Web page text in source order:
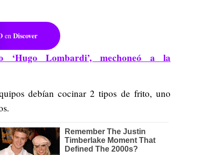
en Discover
‘Hugo Lombardi’, mechoneó a la
debían cocinar 2 tipos de frito, uno